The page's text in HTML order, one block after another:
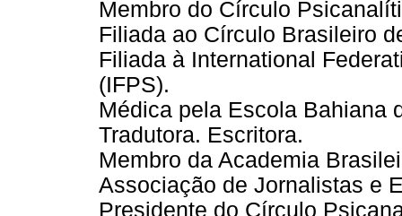
Membro do Círculo
Filiada ao Círculo Brasileiro
Filiada à International
(IFPS).
Médica pela Escola Bahiana
Tradutora. Escritora.
Membro da Academia
Associação de Jornalistas e
Presidente do Círculo